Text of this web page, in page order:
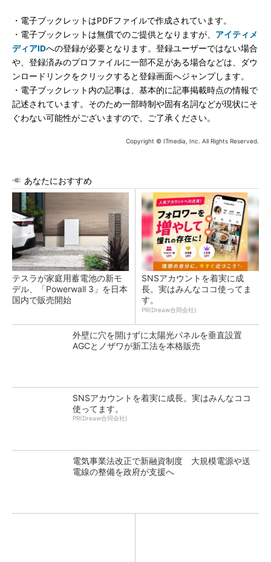
・電子ブックレットはPDFファイルで作成されています。
・電子ブックレットは無償でのご提供となりますが、 アイティメ
ディアIDへの登録が必要となります。登録ユーザーではない場合
や、登録済みのプロファイルに一部不足がある場合などは、ダウ
ンロードリンクをクリックすると登録画面へジャンプします。
・電子ブックレット内の記事は、基本的に記事掲載時点の情報で
記述されています。そのため一部時制や固有名詞などが現状にそ
ぐわない可能性がございますので、ご了承ください。
Copyright © ITmedia, Inc. All Rights Reserved.
あなたにおすすめ
テスラが家庭用蓄電池の新モ
デル、「Powerwall 3」を日本
国内で販売開始
SNSアカウントを着実に成
長。実はみんなココ使ってま
す。
PR(Dreaw合同会社)
外壁に穴を開けずに太陽光パネルを垂直設置
AGCとノザワが新工法を本格販売
SNSアカウントを着実に成長。実はみんなココ
使ってます。
PR(Dreaw合同会社)
電気事業法改正で新融資制度 大規模電源や送
電線の整備を政府が支援へ